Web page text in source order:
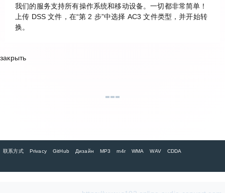
我们的服务支持所有操作系统和移动设备。一切都非常简单！
上传 DSS 文件，在“第 2 步”中选择 AC3 文件类型，并开始转
换。
закрыть
联系方式 Privacy GitHub Дизайн MP3 m4r WMA WAV CDDA